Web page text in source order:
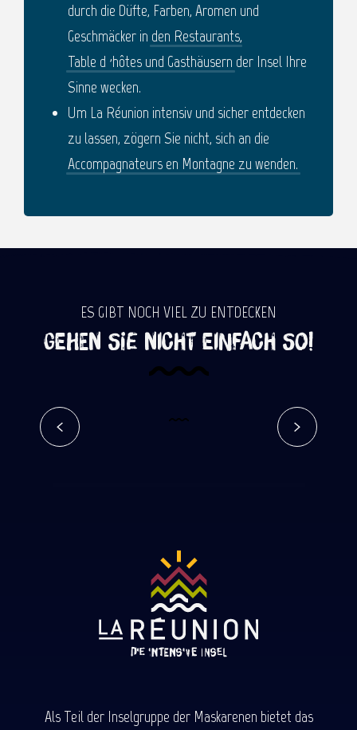
durch die Düfte, Farben, Aromen und
Geschmäcker in den Restaurants,
Table d ‚hôtes und Gasthäusern der Insel Ihre
Sinne wecken.
Um La Réunion intensiv und sicher entdecken
zu lassen, zögern Sie nicht, sich an die
Accompagnateurs en Montagne zu wenden.
ES GIBT NOCH VIEL ZU ENTDECKEN
GEHEN SIE NICHT EINFACH SO!
Als Teil der Inselgruppe der Maskarenen bietet das